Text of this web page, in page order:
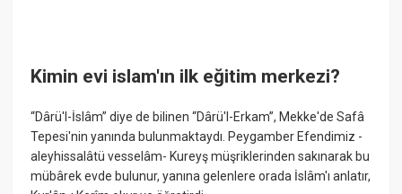
Kimin evi islam'ın ilk eğitim merkezi?
“Dârü'l-İslâm” diye de bilinen “Dârü'l-Erkam”, Mekke'de Safâ
Tepesi'nin yanında bulunmaktaydı. Peygamber Efendimiz -
aleyhissalâtü vesselâm- Kureyş müşriklerinden sakınarak bu
mübârek evde bulunur, yanına gelenlere orada İslâm'ı anlatır,